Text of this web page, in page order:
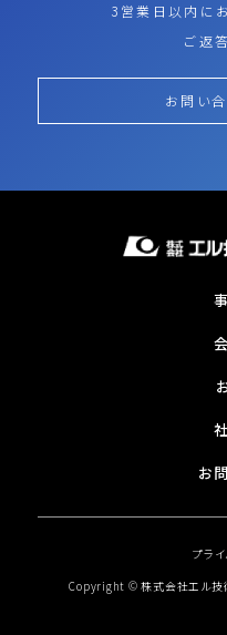
3営業日以内に
ご返
お問い
お
Copyright © 株式会社エル技
プラ